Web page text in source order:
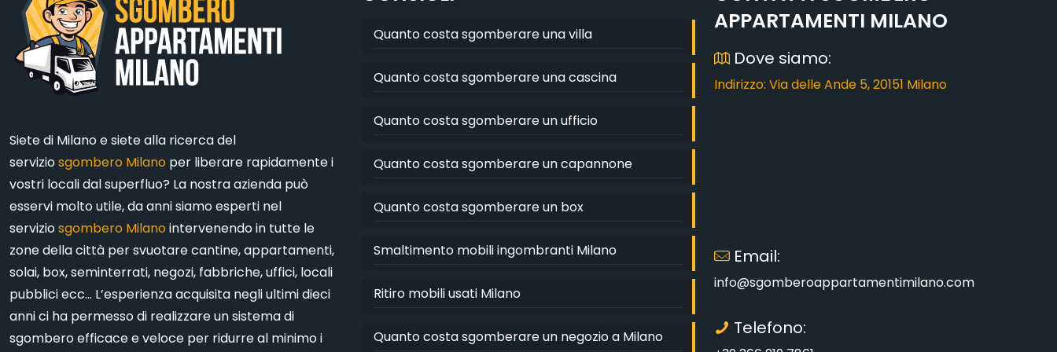
Siete di Milano e siete alla ricerca del
serviziosgombero Milano per liberare rapidamente i
vostri locali dal superfluo? La nostra azienda può
esservi molto utile, da anni siamo esperti nel
serviziosgombero Milanointervenendo in tutte le
zone della città per svuotare cantine, appartamenti,
solai, box, seminterrati, negozi, fabbriche, uffici, locali
pubblici ecc… L’esperienza acquisita negli ultimi dieci
anni ci ha permesso di realizzare un sistema di
sgombero efficace e veloce per ridurre al minimo i
Quanto costa sgomberare una villa
Quanto costa sgomberare una cascina
Quanto costa sgomberare un ufficio
Quanto costa sgomberare un capannone
Quanto costa sgomberare un box
Smaltimento mobili ingombranti Milano
Ritiro mobili usati Milano
Quanto costa sgomberare un negozio a Milano
APPARTAMENTI MILANO
Dove siamo:
Indirizzo: Via delle Ande 5, 20151 Milano
Email:
info@sgomberoappartamentimilano.com
Telefono: